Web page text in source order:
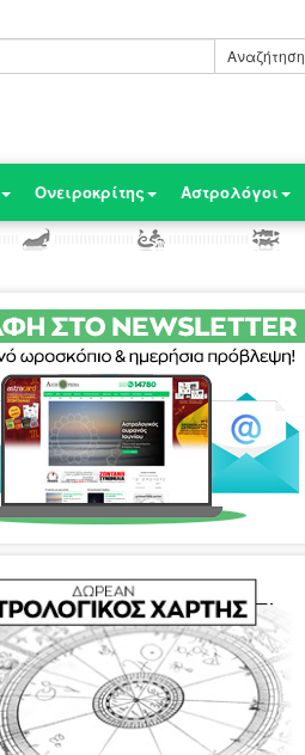
Αναζήτηση
Ονειροκρίτης Αστρολόγοι